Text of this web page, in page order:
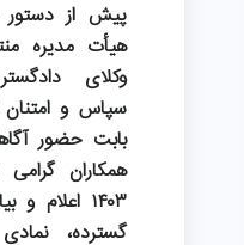
پیش از دستور
هیأت مدیره
وکلای
سپاس و
بابت حضور
همکاران گرامی
۱۴۰۳
گسترده،